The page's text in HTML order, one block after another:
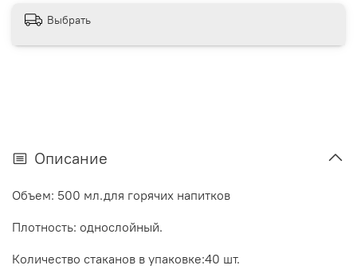
Выбрать
Описание
Объем: 500 мл.для горячих напитков
Плотность: однослойный.
Количество стаканов в упаковке:40 шт.